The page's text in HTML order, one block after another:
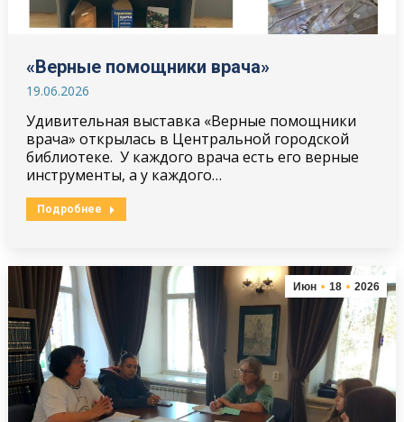
«Верные помощники врача»
19.06.2026
Удивительная выставка «Верные помощники
врача» открылась в Центральной городской
библиотеке. У каждого врача есть его верные
инструменты, а у каждого…
Подробнее
Июн 18 2026